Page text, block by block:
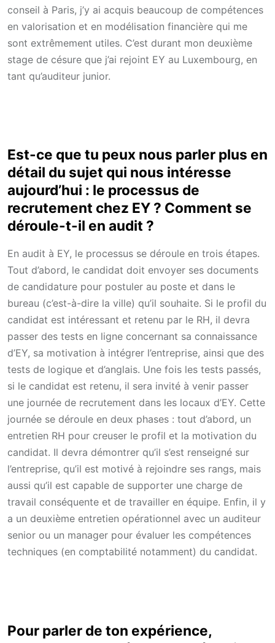
conseil à Paris, j’y ai acquis beaucoup de compétences
en valorisation et en modélisation financière qui me
sont extrêmement utiles. C’est durant mon deuxième
stage de césure que j’ai rejoint EY au Luxembourg, en
tant qu’auditeur junior.
Est-ce que tu peux nous parler plus en
détail du sujet qui nous intéresse
aujourd’hui : le processus de
recrutement chez EY ? Comment se
déroule-t-il en audit ?
En audit à EY, le processus se déroule en trois étapes.
Tout d’abord, le candidat doit envoyer ses documents
de candidature pour postuler au poste et dans le
bureau (c’est-à-dire la ville) qu’il souhaite. Si le profil du
candidat est intéressant et retenu par le RH, il devra
passer des tests en ligne concernant sa connaissance
d’EY, sa motivation à intégrer l’entreprise, ainsi que des
tests de logique et d’anglais. Une fois les tests passés,
si le candidat est retenu, il sera invité à venir passer
une journée de recrutement dans les locaux d’EY. Cette
journée se déroule en deux phases : tout d’abord, un
entretien RH pour creuser le profil et la motivation du
candidat. Il devra démontrer qu’il s’est renseigné sur
l’entreprise, qu’il est motivé à rejoindre ses rangs, mais
aussi qu’il est capable de supporter une charge de
travail conséquente et de travailler en équipe. Enfin, il y
a un deuxième entretien opérationnel avec un auditeur
senior ou un manager pour évaluer les compétences
techniques (en comptabilité notamment) du candidat.
Pour parler de ton expérience,